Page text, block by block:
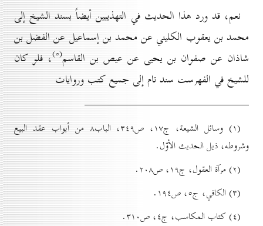
نعم، قد ورد هذا الحديث في التهذيبين أيضاً بسند الشيخ إلى
محمد بن يعقوب الكليني عن محمد بن إسماعيل عن الفضل بن
شاذان عن صفوان بن يحيى عن عيص بن القاسم(٥) ، فلو كان
للشيخ في الفهرست سند تام إلى جميع كتب وروايات
(۱) وسائل الشيعة، ج۱۷، ص۳٤۹، الباب۸ من أبواب عقد البيع
وشروطه، ذيل الحدیث الأوّل.
(۲) مرآة العقول، ج۱۹، ص۲٠۸.
(۳) الکافي، ج٥، ص۱۹٤.
(٤) کتاب المكاسب، ج٤، ص۳۱٠.